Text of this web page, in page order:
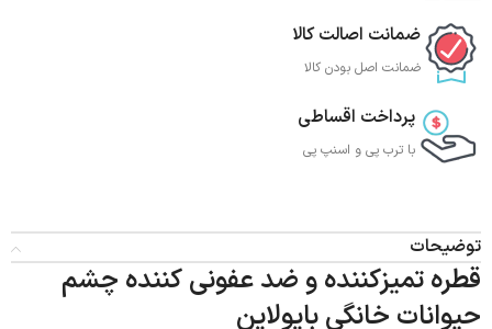
ضمانت اصالت کالا
ضمانت اصل بودن کالا
پرداخت اقساطی
با ترب‌ پی و اسنپ پی
توضیحات
قطره تمیزکننده و ضد عفونی کننده چشم
حیوانات خانگی بایولاین